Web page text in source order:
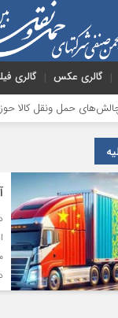
گالری عکس گالری
ونقل کالا حوزه‌های